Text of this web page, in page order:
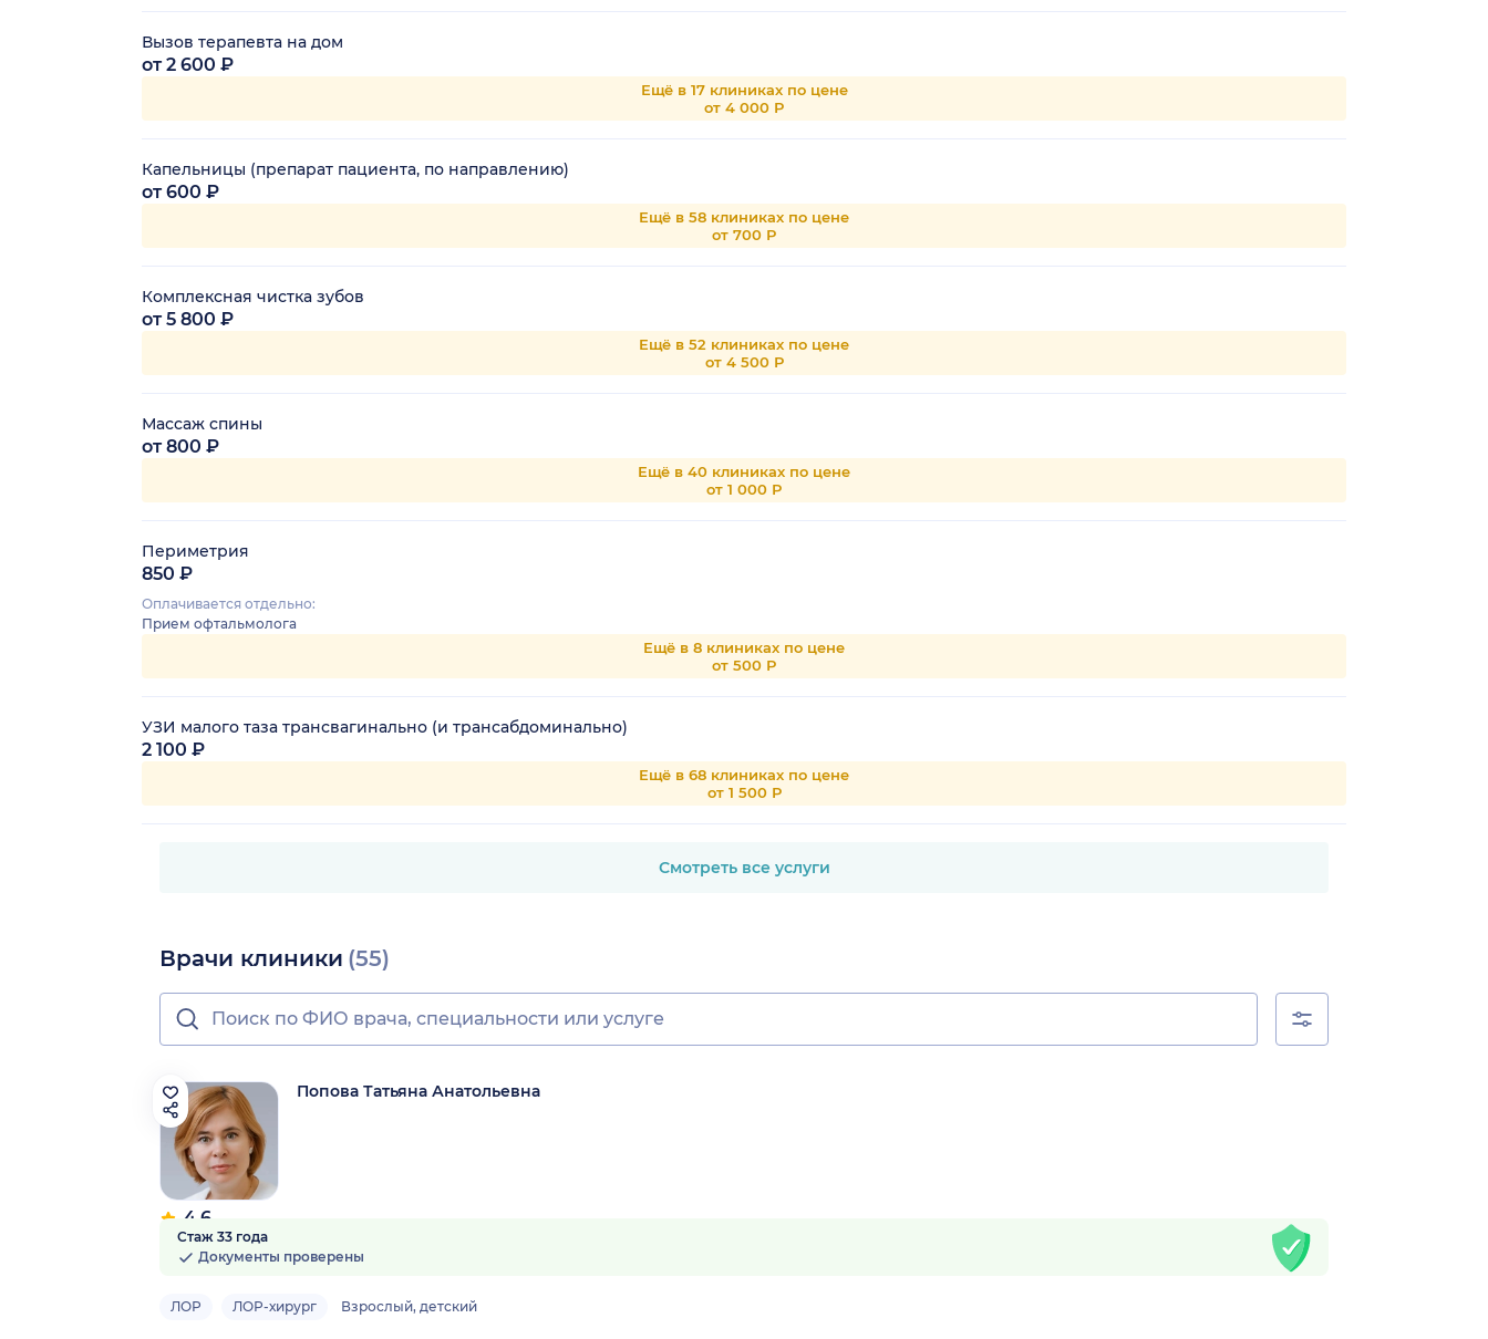
Вызов терапевта на дом
от 2 600 ₽
Ещё в 17 клиниках по цене
от 4 000 Р
Капельницы (препарат пациента, по направлению)
от 600 ₽
Ещё в 58 клиниках по цене
от 700 Р
Комплексная чистка зубов
от 5 800 ₽
Ещё в 52 клиниках по цене
от 4 500 Р
Массаж спины
от 800 ₽
Ещё в 40 клиниках по цене
от 1 000 Р
Периметрия
850 ₽
Оплачивается отдельно:
Прием офтальмолога
Ещё в 8 клиниках по цене
от 500 Р
УЗИ малого таза трансвагинально (и трансабдоминально)
2 100 ₽
Ещё в 68 клиниках по цене
от 1 500 Р
Смотреть все услуги
Врачи клиники (55)
4.6
17 отзывов
Попова Татьяна Анатольевна
Стаж 33 года
Документы проверены
ЛОР ЛОР-хирург Взрослый, детский